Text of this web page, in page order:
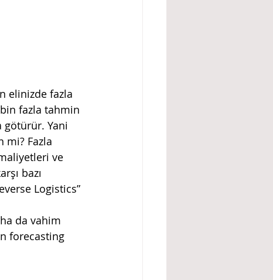
elinizde fazla
fazla tahmin
götürür. Yani
mi? Fazla
ve
bazı
Logistics”
da vahim
forecasting